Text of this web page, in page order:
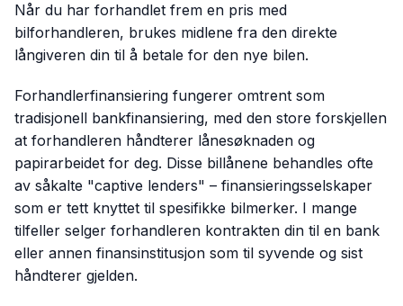
Når du har forhandlet frem en pris med
bilforhandleren, brukes midlene fra den direkte
långiveren din til å betale for den nye bilen.
Forhandlerfinansiering fungerer omtrent som
tradisjonell bankfinansiering, med den store forskjellen
at forhandleren håndterer lånesøknaden og
papirarbeidet for deg. Disse billånene behandles ofte
av såkalte "captive lenders" – finansieringsselskaper
som er tett knyttet til spesifikke bilmerker. I mange
tilfeller selger forhandleren kontrakten din til en bank
eller annen finansinstitusjon som til syvende og sist
håndterer gjelden.